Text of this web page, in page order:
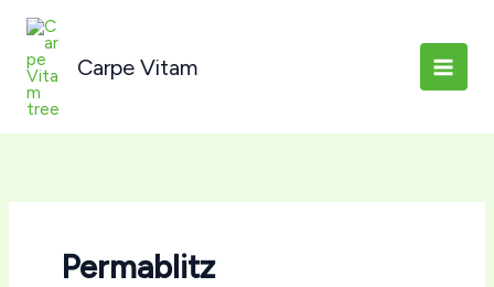
naar
inhoud
Carpe Vitam
Permablitz